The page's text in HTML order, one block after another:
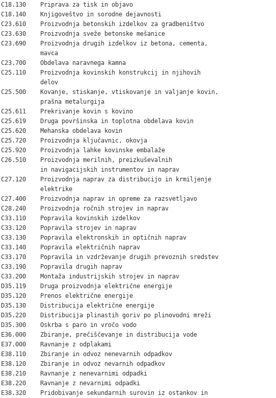
C18.130    Priprava za tisk in objavo
C18.140    Knjigoveštvo in sorodne dejavnosti
C23.610    Proizvodnja betonskih izdelkov za gradbeništvo
C23.630    Proizvodnja sveže betonske mešanice
C23.690    Proizvodnja drugih izdelkov iz betona, cementa,
           mavca
C23.700    Obdelava naravnega kamna
C25.110    Proizvodnja kovinskih konstrukcij in njihovih
           delov
C25.500    Kovanje, stiskanje, vtiskovanje in valjanje kovin,
           prašna metalurgija
C25.611    Prekrivanje kovin s kovino
C25.619    Druga površinska in toplotna obdelava kovin
C25.620    Mehanska obdelava kovin
C25.720    Proizvodnja ključavnic, okovja
C25.920    Proizvodnja lahke kovinske embalaže
C26.510    Proizvodnja merilnih, preizkuševalnih
           in navigacijskih instrumentov in naprav
C27.120    Proizvodnja naprav za distribucijo in krmiljenje
           elektrike
C27.400    Proizvodnja naprav in opreme za razsvetljavo
C28.240    Proizvodnja ročnih strojev in naprav
C33.110    Popravila kovinskih izdelkov
C33.120    Popravila strojev in naprav
C33.130    Popravila elektronskih in optičnih naprav
C33.140    Popravila električnih naprav
C33.170    Popravila in vzdrževanje drugih prevoznih sredstev
C33.190    Popravila drugih naprav
C33.200    Montaža industrijskih strojev in naprav
D35.119    Druga proizvodnja električne energije
D35.120    Prenos električne energije
D35.130    Distribucija električne energije
D35.220    Distribucija plinastih goriv po plinovodni mreži
D35.300    Oskrba s paro in vročo vodo
E36.000    Zbiranje, prečiščevanje in distribucija vode
E37.000    Ravnanje z odplakami
E38.110    Zbiranje in odvoz nenevarnih odpadkov
E38.120    Zbiranje in odvoz nevarnih odpadkov
E38.210    Ravnanje z nenevarnimi odpadki
E38.220    Ravnanje z nevarnimi odpadki
E38.320    Pridobivanje sekundarnih surovin iz ostankov in